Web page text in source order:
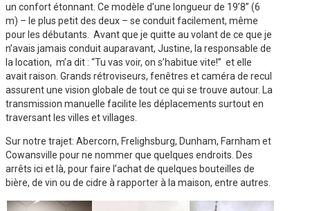
un confort étonnant. Ce modèle d’une longueur de 19’8” (6
m) – le plus petit des deux – se conduit facilement, même
pour les débutants. Avant que je quitte au volant de ce que je
n’avais jamais conduit auparavant, Justine, la responsable de
la location, m’a dit : “Tu vas voir, on s’habitue vite!” et elle
avait raison. Grands rétroviseurs, fenêtres et caméra de recul
assurent une vision globale de tout ce qui se trouve autour. La
transmission manuelle facilite les déplacements surtout en
traversant les villes et villages.
Sur notre trajet: Abercorn, Frelighsburg, Dunham, Farnham et
Cowansville pour ne nommer que quelques endroits. Des
arrêts ici et là, pour faire l’achat de quelques bouteilles de
bière, de vin ou de cidre à rapporter à la maison, entre autres.